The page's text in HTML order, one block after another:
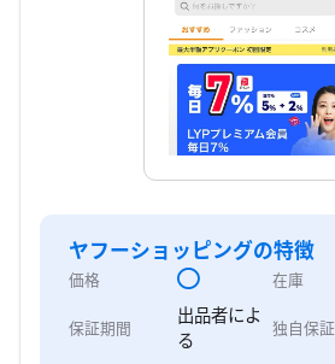
ヤフーショッピングの特徴
価格 在庫
保証期間
出品者によ
る
独自保証